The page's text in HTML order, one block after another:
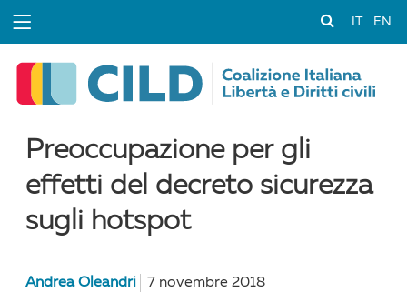
EN
Preoccupazione per gli
effetti del decreto sicurezza
sugli hotspot
Andrea Oleandri 7 novembre 2018